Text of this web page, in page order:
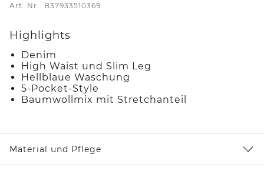
Art. Nr.: B37933510369
Highlights
Denim
High Waist und Slim Leg
Hellblaue Waschung
5-Pocket-Style
Baumwollmix mit Stretchanteil
Material und Pflege